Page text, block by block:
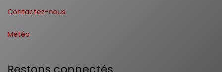
Contactez-nous
Météo